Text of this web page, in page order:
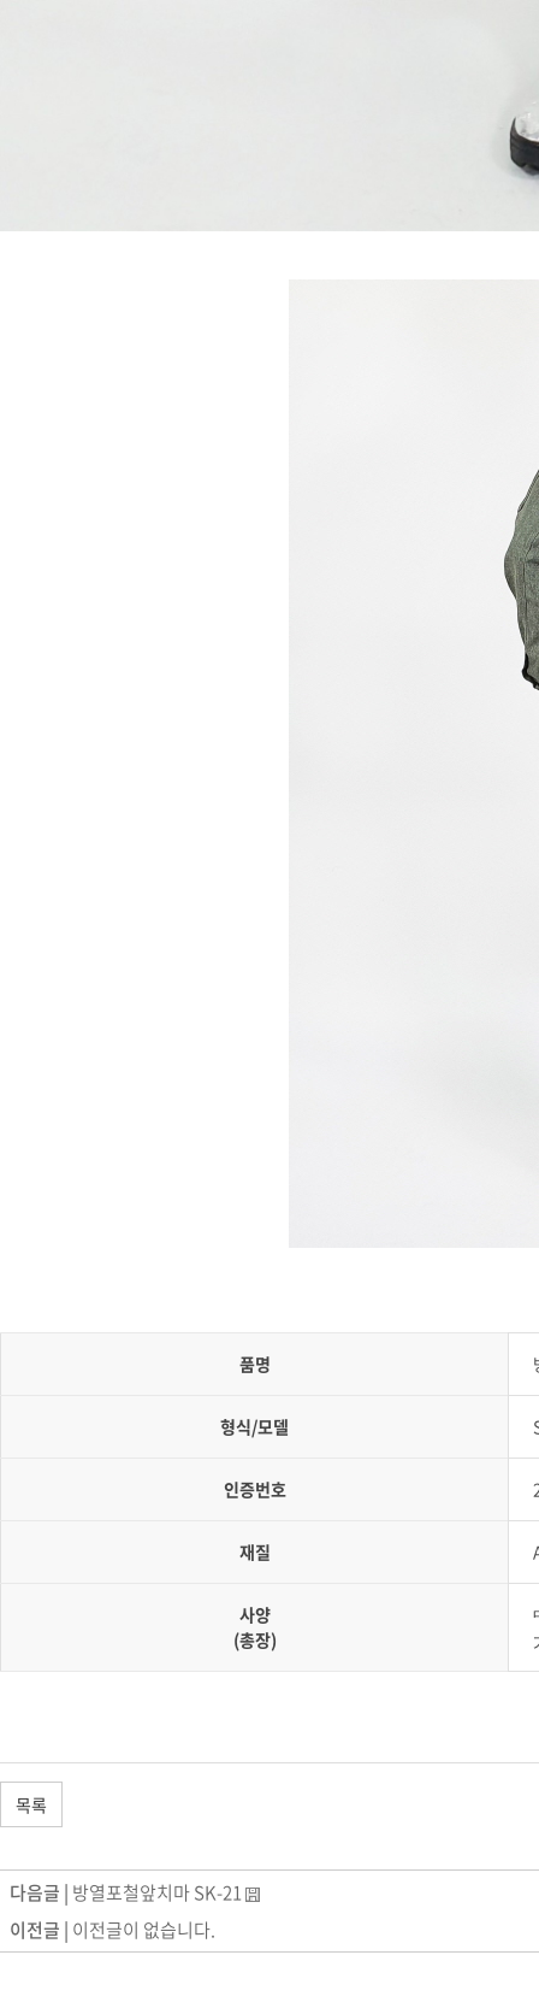
품명
형식/모델
인증번호
재질
사양
(총장)
목록
다음글 | 방열포철앞치마 SK-21
이전글 | 이전글이 없습니다.